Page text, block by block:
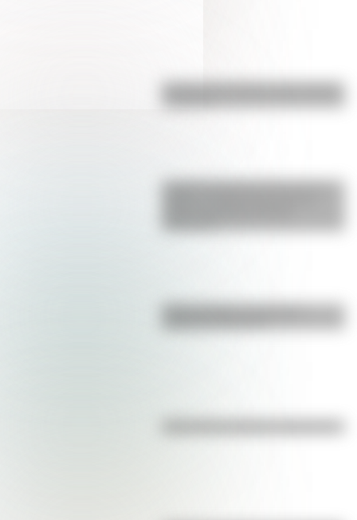
Bandera de Ecuador para colorear
La gran hazaña del Cruce de los
Duda resuelta: ¿es el Truco